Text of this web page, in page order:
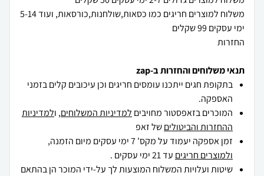
משלוח למוצרים חריגים כמו כסאות,שולחנות,כורסאות, ועוד 5-14
החזרות
תנאי משלוחים והחזרות ב-zap
בתקופת חגים ייתכנו עומסים חריגים וכן עיכובים קלים בזמני
האספקה.
המוכרים בזאפסטור מחויבים למדיניות המשלוחים, ולמדיניות
ההחזרות והביטוליםשל זאפ
זמן אספקה יעמוד על מקס' 7 ימי עסקים מיום הזמנה,
ולמוצרים חריגים עד 21 ימי עסקים .
שיטות ועלויות המשלוח המוצעות לך על-ידי המוכר הן בהתאם